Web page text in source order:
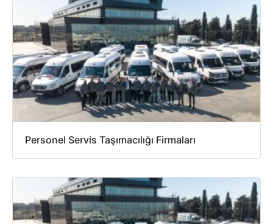
Personel Servis Taşımacılığı Firmaları